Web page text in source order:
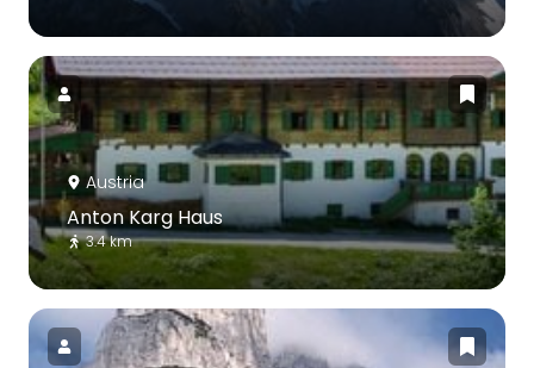
Austria
Anton Karg Haus
3.4 km